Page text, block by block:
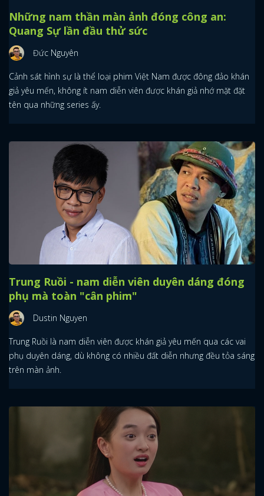
Những nam thần màn ảnh đóng công an:
Quang Sự lần đầu thử sức
Đức Nguyên
Cảnh sát hình sự là thể loại phim Việt Nam được đông đảo khán
giả yêu mến, không ít nam diễn viên được khán giả nhớ mặt đặt
tên qua những series ấy.
Trung Ruồi - nam diễn viên duyên dáng đóng
phụ mà toàn "cân phim"
Dustin Nguyen
Trung Ruồi là nam diễn viên được khán giả yêu mến qua các vai
phụ duyên dáng, dù không có nhiều đất diễn nhưng đều tỏa sáng
trên màn ảnh.